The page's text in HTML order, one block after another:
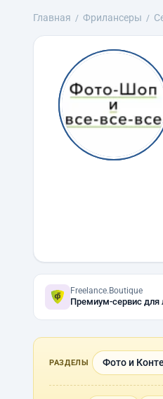
Главная Фрилансеры
Freelance.Boutique
Премиум-сервис для
РАЗДЕЛЫ Фото и